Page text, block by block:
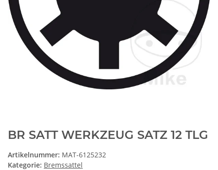
BR SATT WERKZEUG SATZ 12 TLG
Artikelnummer: MAT-6125232
Kategorie: Bremssattel